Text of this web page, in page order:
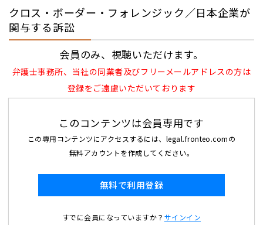
クロス・ボーダー・フォレンジック／日本企業が
関与する訴訟
会員のみ、視聴いただけます。
弁護士事務所、当社の同業者及びフリーメールアドレスの方は
登録をご遠慮いただいております
このコンテンツは会員専用です
この専用コンテンツにアクセスするには、legal.fronteo.comの
無料アカウントを作成してください。
無料で利用登録
すでに会員になっていますか？ サインイン